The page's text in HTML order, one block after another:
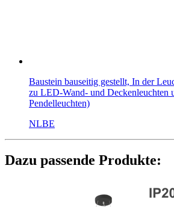
Baustein bauseitig gestellt, In der
zu LED-Wand- und Deckenleuchten
Pendelleuchten)
NLBE
Dazu passende Produkte: